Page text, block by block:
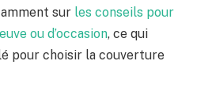
sur les conseils pour
ou d’occasion, ce qui
pour choisir la couverture